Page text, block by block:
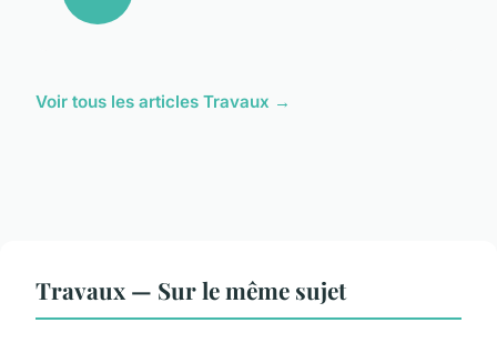
Voir tous les articles Travaux →
Travaux — Sur le même sujet